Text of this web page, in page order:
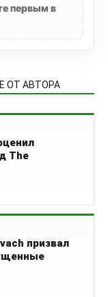
первым в
ОТ АВТОРА
The
призвал